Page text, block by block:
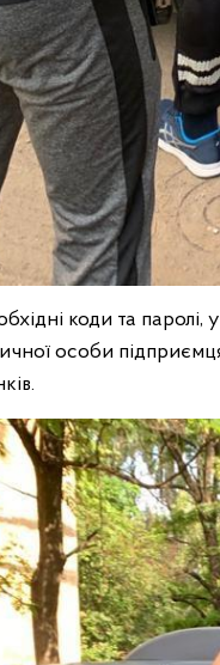
коди та паролі,
особи